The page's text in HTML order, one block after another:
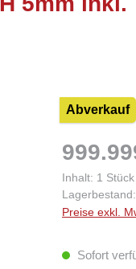
Abverkauf
Inhalt: 1 Stück
Lagerbestand:
Preise exkl.
Sofort